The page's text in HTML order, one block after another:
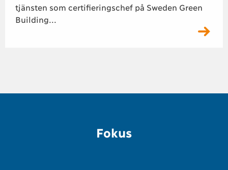
tjänsten som certifieringschef på Sweden Green
Building...
Fokus